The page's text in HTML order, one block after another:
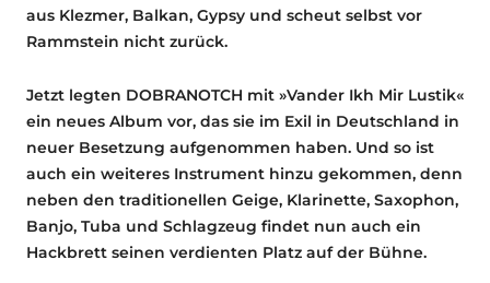
aus Klezmer, Balkan, Gypsy und scheut selbst vor
Rammstein nicht zurück.
Jetzt legten DOBRANOTCH mit »Vander Ikh Mir Lustik«
ein neues Album vor, das sie im Exil in Deutschland in
neuer Besetzung aufgenommen haben. Und so ist
auch ein weiteres Instrument hinzu gekommen, denn
neben den traditionellen Geige, Klarinette, Saxophon,
Banjo, Tuba und Schlagzeug findet nun auch ein
Hackbrett seinen verdienten Platz auf der Bühne.